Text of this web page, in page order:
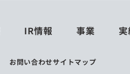
IR情報 事業
お問い合わせサイトマップ